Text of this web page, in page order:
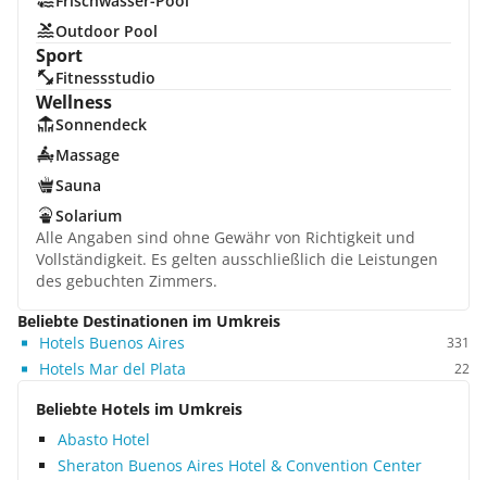
Outdoor Pool
Sport
Fitnessstudio
Wellness
Sonnendeck
Massage
Sauna
Solarium
Alle Angaben sind ohne Gewähr von Richtigkeit und
Vollständigkeit. Es gelten ausschließlich die Leistungen
des gebuchten Zimmers.
Beliebte Destinationen im Umkreis
Hotels Buenos Aires
331
Hotels Mar del Plata 22
Beliebte Hotels im Umkreis
Abasto Hotel
Sheraton Buenos Aires Hotel & Convention Center